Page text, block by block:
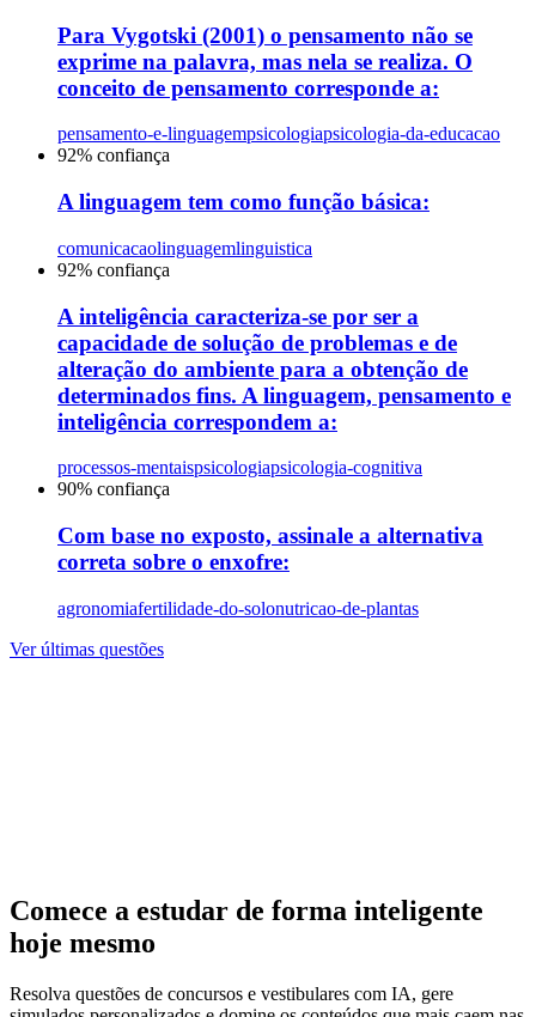
Para Vygotski (2001) o pensamento não se
exprime na palavra, mas nela se realiza. O
conceito de pensamento corresponde a:
pensamento-e-linguagempsicologiapsicologia-da-educacao
92% confiança
A linguagem tem como função básica:
comunicacaolinguagemlinguistica
92% confiança
A inteligência caracteriza-se por ser a
capacidade de solução de problemas e de
alteração do ambiente para a obtenção de
determinados fins. A linguagem, pensamento e
inteligência correspondem a:
processos-mentaispsicologiapsicologia-cognitiva
90% confiança
Com base no exposto, assinale a alternativa
correta sobre o enxofre:
agronomiafertilidade-do-solonutricao-de-plantas
Ver últimas questões
Comece a estudar de forma inteligente
hoje mesmo
Resolva questões de concursos e vestibulares com IA, gere